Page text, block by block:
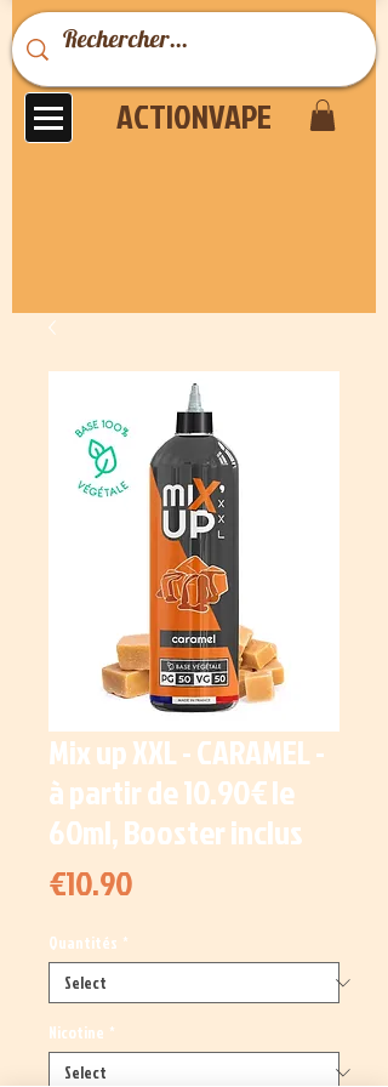
ACTIONVAPE
Mix up XXL - CARAMEL -
à partir de 10.90€ le
60ml, Booster inclus
€10.90Price
Quantités *
Nicotine *